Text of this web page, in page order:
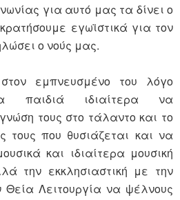
για αυτό μας τα δίνει ο
εγωϊστικά για τον
ο νούς μας.
εμπνευσμένο του λόγο
παιδιά ιδιαίτερα να
τους στο τάλαντο και το
τους που θυσιάζεται και να
και ιδιαίτερα μουσική
την εκκλησιαστική με την
Θεία Λειτουργία να ψέλνους